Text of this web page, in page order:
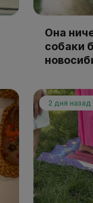
Она
собаки
2 дня назад